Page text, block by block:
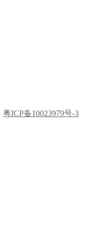
粤ICP备10023979号-3